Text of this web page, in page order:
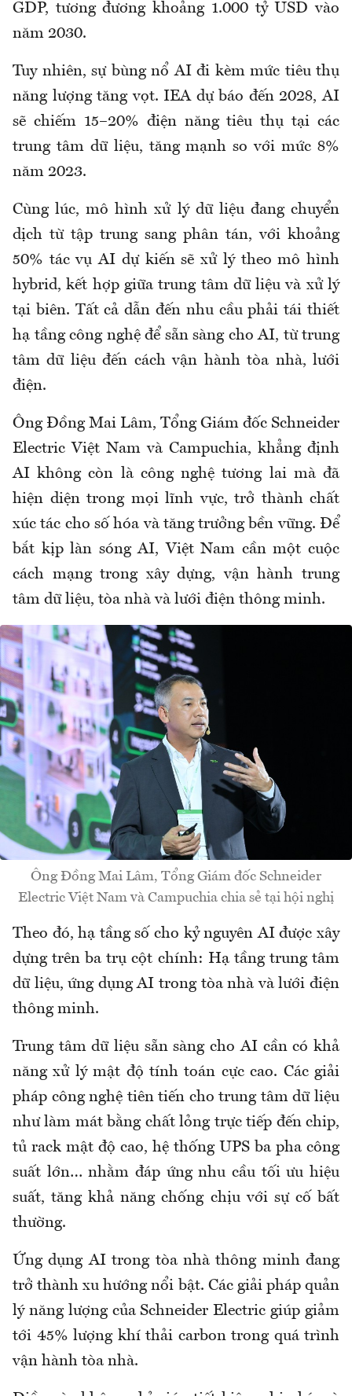
GDP, tương đương khoảng 1.000 tỷ USD vào
năm 2030.
Tuy nhiên, sự bùng nổ AI đi kèm mức tiêu thụ
năng lượng tăng vọt. IEA dự báo đến 2028, AI
sẽ chiếm 15–20% điện năng tiêu thụ tại các
trung tâm dữ liệu, tăng mạnh so với mức 8%
năm 2023.
Cùng lúc, mô hình xử lý dữ liệu đang chuyển
dịch từ tập trung sang phân tán, với khoảng
50% tác vụ AI dự kiến sẽ xử lý theo mô hình
hybrid, kết hợp giữa trung tâm dữ liệu và xử lý
tại biên. Tất cả dẫn đến nhu cầu phải tái thiết
hạ tầng công nghệ để sẵn sàng cho AI, từ trung
tâm dữ liệu đến cách vận hành tòa nhà, lưới
điện.
Ông Đồng Mai Lâm, Tổng Giám đốc Schneider
Electric Việt Nam và Campuchia, khẳng định
AI không còn là công nghệ tương lai mà đã
hiện diện trong mọi lĩnh vực, trở thành chất
xúc tác cho số hóa và tăng trưởng bền vững. Để
bắt kịp làn sóng AI, Việt Nam cần một cuộc
cách mạng trong xây dựng, vận hành trung
tâm dữ liệu, tòa nhà và lưới điện thông minh.
Ông Đồng Mai Lâm, Tổng Giám đốc Schneider
Electric Việt Nam và Campuchia chia sẻ tại hội nghị
Theo đó, hạ tầng số cho kỷ nguyên AI được xây
dựng trên ba trụ cột chính: Hạ tầng trung tâm
dữ liệu, ứng dụng AI trong tòa nhà và lưới điện
thông minh.
Trung tâm dữ liệu sẵn sàng cho AI cần có khả
năng xử lý mật độ tính toán cực cao. Các giải
pháp công nghệ tiên tiến cho trung tâm dữ liệu
như làm mát bằng chất lỏng trực tiếp đến chip,
tủ rack mật độ cao, hệ thống UPS ba pha công
suất lớn… nhằm đáp ứng nhu cầu tối ưu hiệu
suất, tăng khả năng chống chịu với sự cố bất
thường.
Ứng dụng AI trong tòa nhà thông minh đang
trở thành xu hướng nổi bật. Các giải pháp quản
lý năng lượng của Schneider Electric giúp giảm
tới 45% lượng khí thải carbon trong quá trình
vận hành tòa nhà.